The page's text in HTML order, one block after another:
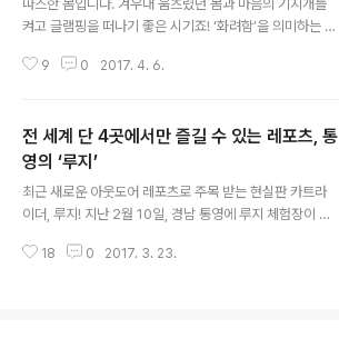
따스한 봄입니다. 겨우내 움츠렸던 몸과 마음의 기지개를
켜고 글램핑을 떠나기 좋은 시기죠! ‘화려함’을 의미하는 ‘g
구들이 모두 갖추어진 곳에서 안락하게 즐기는 캠핑을 말
간! 두 손 가벼운 글램핑, 지금부터 만나보겠습니다. 국내
최대 규모 가평 플로렌스 글램핑장 ▲플로렌스 전경 (입구
> 글램핑장)가평에 위치한 플로렌스 글램핑장은 4천 평의
국내 최대 규모 럭셔리 글램핑장입니다. 넓은 캠핑장과 주
변의 자연환경이 깨끗하게 조성이 되어 있어 가족 또는 연
인이 힐링하기 좋은 장소로 유명하죠. 아이들이 뛰어놀기
9 0 2017. 4. 6.
전 세계 단 4곳에서만 즐길 수 있는 레포츠, 통
영의 ‘루지’
최근 새로운 아웃도어 레포츠로 주목 받는 현실판 카트라
이더, 루지! 지난 2월 10일, 경남 통영에 루지 체험장이 개
욱 특별한 통영의 루지 트랙은 최고 지점이 건물 35층 높
18 0 2017. 3. 23.